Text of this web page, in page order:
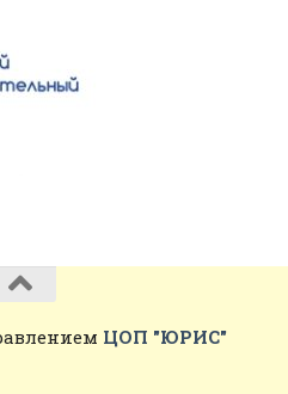
ЦОП "ЮРИС"